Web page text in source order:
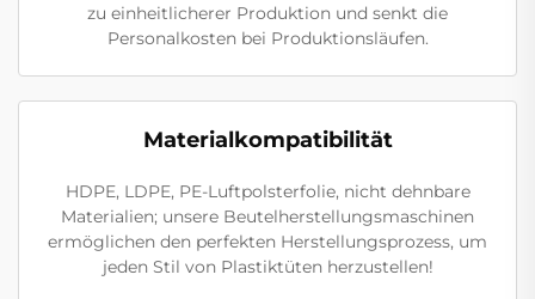
zu einheitlicherer Produktion und senkt die
Personalkosten bei Produktionsläufen.
Materialkompatibilität
HDPE, LDPE, PE-Luftpolsterfolie, nicht dehnbare
Materialien; unsere Beutelherstellungsmaschinen
ermöglichen den perfekten Herstellungsprozess, um
jeden Stil von Plastiktüten herzustellen!